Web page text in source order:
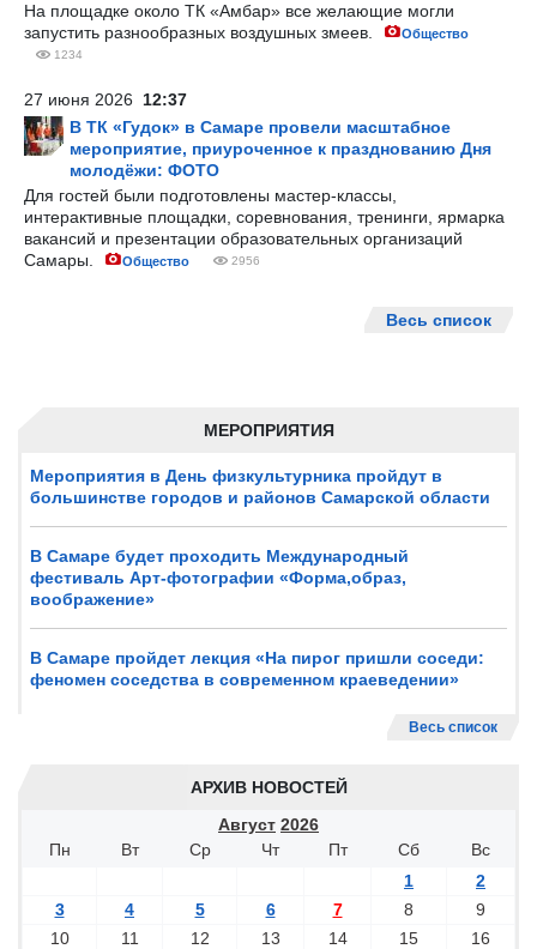
МЕРОПРИЯТИЯ
Мероприятия в День физкультурника пройдут в
большинстве городов и районов Самарской области
В Самаре будет проходить Международный
фестиваль Арт-фотографии «Форма,образ,
воображение»
В Самаре пройдет лекция «На пирог пришли соседи:
феномен соседства в современном краеведении»
Весь список
АРХИВ НОВОСТЕЙ
Август 2026
Пн
Вт Ср Чт Пт Сб
Вс
1
2
3
4 5 6 7 8
9
10
11 12 13 14 15
16
На площадке около ТК «Амбар» все желающие могли
запустить разнообразных воздушных змеев.
Общество
1234
27 июня 2026 12:37
В ТК «Гудок» в Самаре провели масштабное
мероприятие, приуроченное к празднованию Дня
молодёжи: ФОТО
Для гостей были подготовлены мастер-классы,
интерактивные площадки, соревнования, тренинги, ярмарка
вакансий и презентации образовательных организаций
Самары.
Общество 2956
Весь список